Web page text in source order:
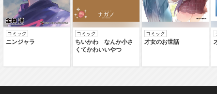
コミック
ニンジャラ
コミック
ちいかわ なんか小さ
くてかわいいやつ
コミック
才女のお世話